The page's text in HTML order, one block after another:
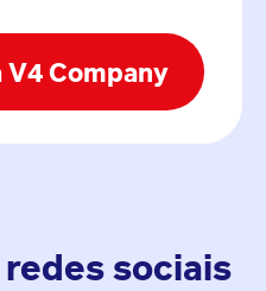
Company
sociais